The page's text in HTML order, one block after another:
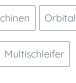
Multischleifer